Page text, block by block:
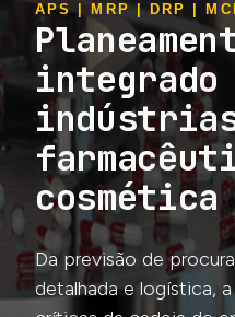
APS | MRP | DRP |
integrado
cosmética
Da previsão de
detalhada e logística,